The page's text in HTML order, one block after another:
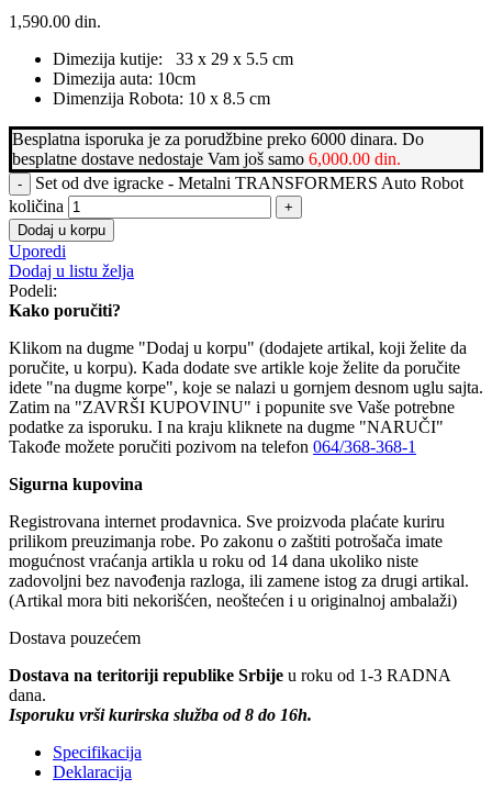
1,590.00 din.
Dimezija kutije: 33 x 29 x 5.5 cm
Dimezija auta: 10cm
Dimenzija Robota: 10 x 8.5 cm
Besplatna isporuka je za porudžbine preko 6000 dinara. Do
besplatne dostave nedostaje Vam još samo 6,000.00 din.
Set od dve igracke - Metalni TRANSFORMERS Auto Robot
količina
Dodaj u korpu
Uporedi
Dodaj u listu želja
Podeli:
Kako poručiti?
Klikom na dugme "Dodaj u korpu" (dodajete artikal, koji želite da
poručite, u korpu). Kada dodate sve artikle koje želite da poručite
idete "na dugme korpe", koje se nalazi u gornjem desnom uglu sajta.
Zatim na "ZAVRŠI KUPOVINU" i popunite sve Vaše potrebne
podatke za isporuku. I na kraju kliknete na dugme "NARUČI"
Takođe možete poručiti pozivom na telefon 064/368-368-1
Sigurna kupovina
Registrovana internet prodavnica. Sve proizvoda plaćate kuriru
prilikom preuzimanja robe. Po zakonu o zaštiti potrošača imate
mogućnost vraćanja artikla u roku od 14 dana ukoliko niste
zadovoljni bez navođenja razloga, ili zamene istog za drugi artikal.
(Artikal mora biti nekorišćen, neoštećen i u originalnoj ambalaži)
Dostava pouzećem
Dostava na teritoriji republike Srbije u roku od 1-3 RADNA
dana.
Isporuku vrši kurirska služba od 8 do 16h.
Specifikacija
Deklaracija